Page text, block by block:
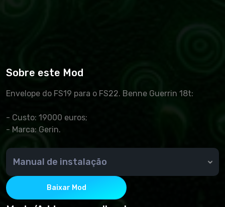
Sobre este Mod
Envelope do FS19 para o FS22. Benne Guerrin 18t:
- Custo: 19000 euros;
- Marca: Gerin.
Manual de instalação
O arquivo baixado é copiado para a pasta
Documents/MyGames/FarmingSimulator2022/mods
Lançamento do Farming Simulator 2022. Escolhemos
Baixar Mod